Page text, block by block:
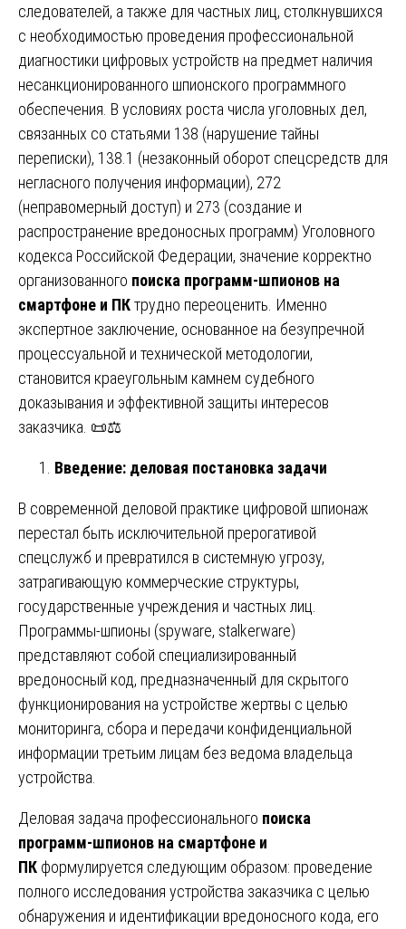
следователей, а также для частных лиц, столкнувшихся
с необходимостью проведения профессиональной
диагностики цифровых устройств на предмет наличия
несанкционированного шпионского программного
обеспечения. В условиях роста числа уголовных дел,
связанных со статьями 138 (нарушение тайны
переписки), 138.1 (незаконный оборот спецсредств для
негласного получения информации), 272
(неправомерный доступ) и 273 (создание и
распространение вредоносных программ) Уголовного
кодекса Российской Федерации, значение корректно
организованного поиска программ-шпионов на
смартфоне и ПКтрудно переоценить. Именно
экспертное заключение, основанное на безупречной
процессуальной и технической методологии,
становится краеугольным камнем судебного
доказывания и эффективной защиты интересов
заказчика. 📜⚖️
Введение: деловая постановка задачи
В современной деловой практике цифровой шпионаж
перестал быть исключительной прерогативой
спецслужб и превратился в системную угрозу,
затрагивающую коммерческие структуры,
государственные учреждения и частных лиц.
Программы-шпионы (spyware, stalkerware)
представляют собой специализированный
вредоносный код, предназначенный для скрытого
функционирования на устройстве жертвы с целью
мониторинга, сбора и передачи конфиденциальной
информации третьим лицам без ведома владельца
устройства.
Деловая задача профессионального поиска
программ-шпионов на смартфоне и
ПК формулируется следующим образом: проведение
полного исследования устройства заказчика с целью
обнаружения и идентификации вредоносного кода, его